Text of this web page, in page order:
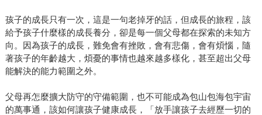
孩子的成長只有一次，這是一句老掉牙的話，但成長的旅程，該
給予孩子什麼樣的成長養分，卻是每一個父母都在探索的未知方
向。因為孩子的成長，難免會有挫敗，會有悲傷，會有煩惱，隨
著孩子的年齡越大，煩憂的事情也越來越多樣化，甚至超出父母
能解決的能力範圍之外。
父母再怎麼擴大防守的守備範圍，也不可能成為包山包海包宇宙
的萬事通，該如何讓孩子健康成長，「放手讓孩子去經歷一切的